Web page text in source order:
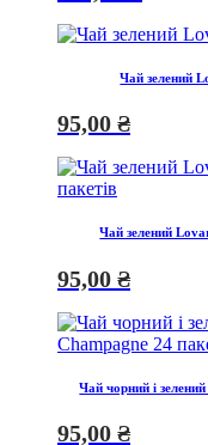
Чай зелений
95,00 ₴
Чай зелений
95,00 ₴
Чай чорний і
95,00 ₴